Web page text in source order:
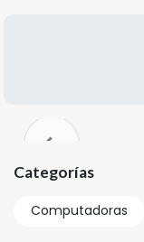
Categorías
Computadoras